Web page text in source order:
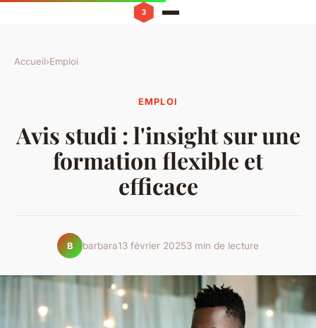
Accueil›Emploi
EMPLOI
Avis studi : l'insight sur une
formation flexible et
efficace
B barbara13 février 20253 min de lecture